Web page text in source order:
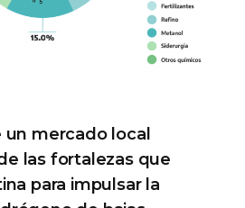
mercado local
las fortalezas que
para impulsar la